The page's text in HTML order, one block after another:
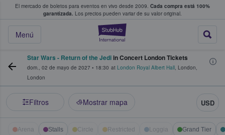
El mercado de boletos para eventos en vivo desde 2009. Cada compra está 100%
garantizada. Los precios pueden variar de su valor original.
StubHub: donde
Menú
fans compran y venden boletos
Star Wars - Return of the Jedi in Concert London Tickets
dom., 02 de mayo de 2027 • 18:30 at London Royal Albert Hall, London,
London
Filtros Mostrar mapa USD
Arena Stalls Circle Restricted Loggia Grand Tier